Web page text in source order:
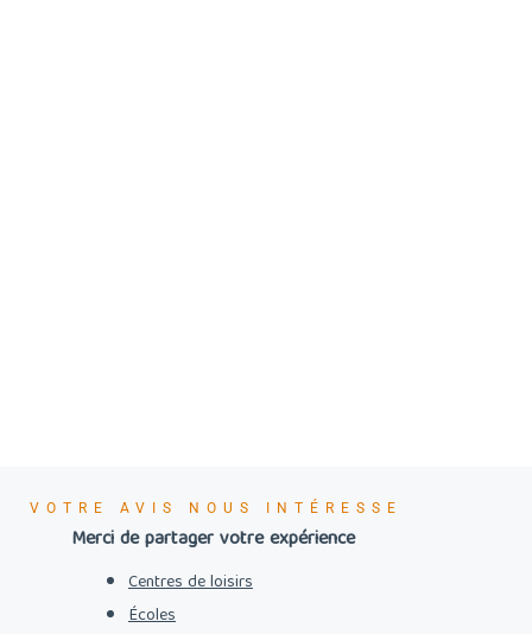
VOTRE AVIS NOUS INTÉRESSE
Merci de partager votre expérience
Centres de loisirs
Écoles